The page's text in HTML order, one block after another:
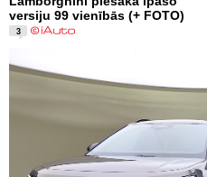
versiju 99 vienībās (+ FOTO)
3